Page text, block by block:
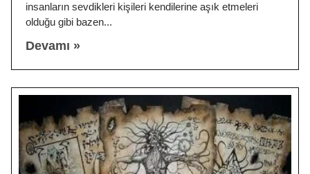
insanların sevdikleri kişileri kendilerine aşık etmeleri
olduğu gibi bazen
Devamı »